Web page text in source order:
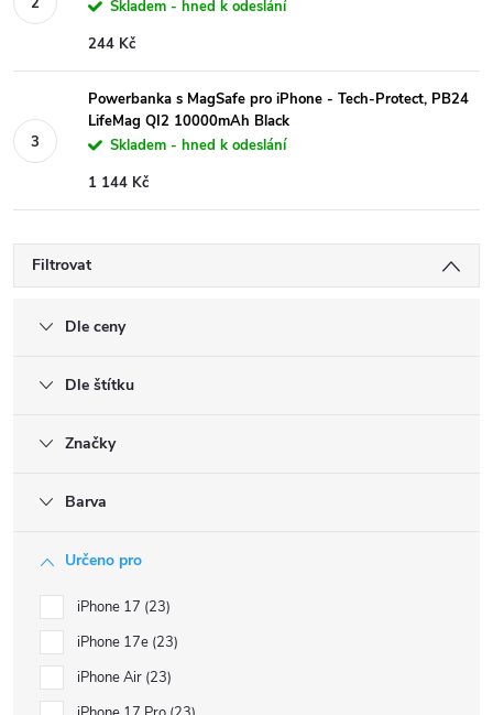
Skladem - hned k odeslání
244 Kč
Powerbanka s MagSafe pro iPhone - Tech-Protect, PB24
LifeMag QI2 10000mAh Black
Skladem - hned k odeslání
1 144 Kč
Filtrovat
Dle ceny
Dle štítku
Značky
Barva
Určeno pro
iPhone 17 23
iPhone 17e 23
iPhone Air 23